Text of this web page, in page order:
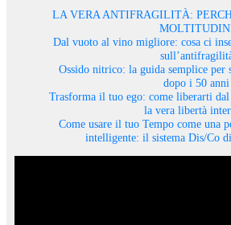
LA VERA ANTIFRAGILITÀ:
Dal vuoto al vino migliore: cosa ci
Ossido nitrico: la guida semplice per
dopo i 50 anni
Trasforma il tuo ego: come liberarti
la vera libertà
Come usare il tuo Tempo come una
intelligente: il sistema Dis/Co